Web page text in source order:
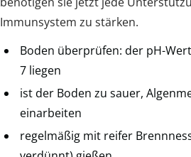
Immunsystem zu stärken.
Boden überprüfen: der pH-
7 liegen
ist der Boden zu sauer,
einarbeiten
regelmäßig mit reifer